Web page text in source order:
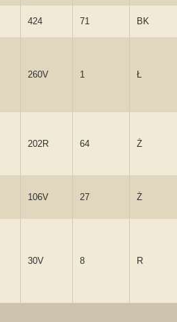
424 71 BK
260V 1 Ł
202R 64 Ż
106V 27 Ż
30V 8 R